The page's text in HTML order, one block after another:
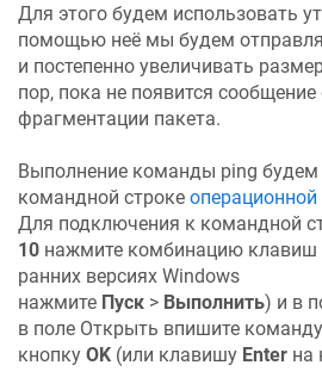
Для этого будем использовать
помощью неё мы будем
и постепенно увеличивать
пор, пока не появится
фрагментации пакета.
Выполнение команды ping будем
командной строке
Для подключения к командной
10 нажмите комбинацию клавиш
ранних версиях Windows
нажмите Пуск > Выполнить) и в
в поле Открыть впишите команду
кнопку OK (или клавишу Enter на